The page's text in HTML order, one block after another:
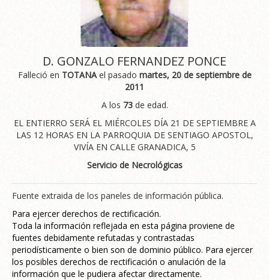
D. GONZALO FERNANDEZ PONCE
Falleció en TOTANAel pasado martes, 20 de septiembre de
2011
A los 73de edad.
EL ENTIERRO SERÁ EL MIÉRCOLES DÍA 21 DE SEPTIEMBRE A
LAS 12 HORAS EN LA PARROQUIA DE SENTIAGO APOSTOL,
VIVÍA EN CALLE GRANADICA, 5
Servicio de Necrológicas
Fuente extraida de los paneles de información pública.
Para ejercer derechos de rectificación.
Toda la información reflejada en esta página proviene de
fuentes debidamente refutadas y contrastadas
periodísticamente o bien son de dominio público. Para ejercer
los posibles derechos de rectificación o anulación de la
información que le pudiera afectar directamente.